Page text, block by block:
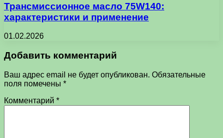
Трансмиссионное масло 75W140:
характеристики и применение
01.02.2026
Добавить комментарий
Ваш адрес email не будет опубликован. Обязательные
поля помечены *
Комментарий *